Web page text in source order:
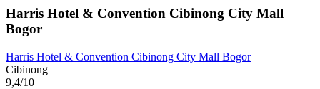
Harris Hotel & Convention Cibinong City Mall
Bogor
Harris Hotel & Convention Cibinong City Mall Bogor
Cibinong
9,4/10